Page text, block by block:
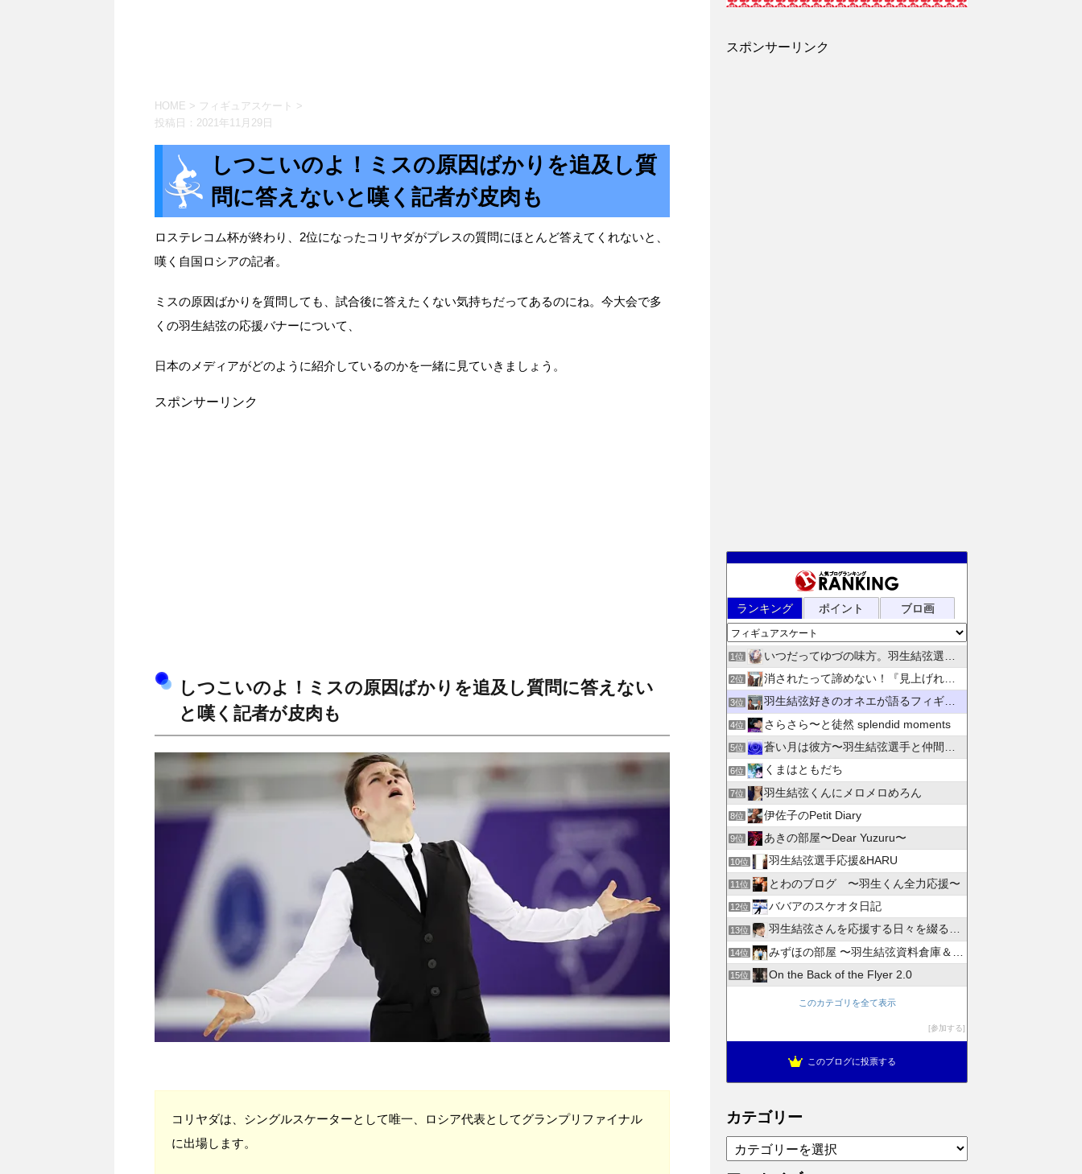
HOME > フィギュアスケート
>
投稿日： 2021年11月29日
しつこいのよ！ミスの原因ばかりを追及し質
問に答えないと嘆く記者が皮肉も
ロステレコム杯が終わり、2位になったコリヤダがプレスの質問にほとんど答えてくれないと、
嘆く自国ロシアの記者。
ミスの原因ばかりを質問しても、試合後に答えたくない気持ちだってあるのにね。今大会で多
くの羽生結弦の応援バナーについて、
日本のメディアがどのように紹介しているのかを一緒に見ていきましょう。
スポンサーリンク
しつこいのよ！ミスの原因ばかりを追及し質問に答えない
と嘆く記者が皮肉も
コリヤダは、シングルスケーターとして唯一、ロシア代表としてグランプリファイナル
に出場します。
スポンサーリンク
ランキング ポイント ブロ画
1位 いつだってゆづの味方。羽生結弦選手応援団 紫色のブログ
2位 消されたって諦めない！『見上げれば、青空 』別館
3位 羽生結弦好きのオネエが語るフィギュアスケート
4位 さらさら〜と徒然 splendid moments
5位 蒼い月は彼方〜羽生結弦選手と仲間たちの日々を花束にして〜
6位 くまはともだち
7位 羽生結弦くんにメロメロめろん
8位 伊佐子のPetit Diary
9位 あきの部屋〜Dear Yuzuru〜
10位 羽生結弦選手応援&HARU
11位 とわのブログ 〜羽生くん全力応援〜
12位 ババアのスケオタ日記
13位 羽生結弦さんを応援する日々を綴るブログ
14位 みずほの部屋 〜羽生結弦資料倉庫＆徒然日記〜
15位 On the Back of the Flyer 2.0
このカテゴリを全て表示
参加する
このブログに投票する
カテゴリー
テ